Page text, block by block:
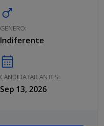
male
GENERO:
Indiferente
calendar_month
CANDIDATAR ANTES:
Sep 13, 2026